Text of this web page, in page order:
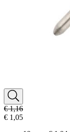
€ 1,16
€ 1,05